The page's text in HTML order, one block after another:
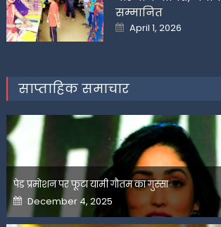
सम्मानित
Posted
on
April 1, 2026
साप्ताहिक समाचार
पेड प्रमोशन पर फूटा यामी गौतम का गुस्सा
Posted
on
December 4, 2025